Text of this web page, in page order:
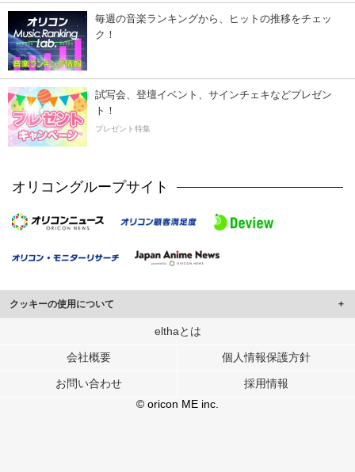
毎週の音楽ランキングから、ヒットの推移をチェッ
ク！
試写会、登壇イベント、サインチェキなどプレゼン
ト！
プレゼント特集
オリコングループサイト
クッキーの使用について
このサイトでは Cookie を使用して、ユーザーに合わせたコンテンツや広告の
行っています。
メディアや広告配信、データ解析の各パートナーに提供しています。
各パートナーは、この情報とユーザーが各パートナーに提供した他の情報や、
ユーザーが各パートナーのサービスを使用したときに収集した他の情報を組み
elthaとは
会社概要 個人情報保護方針
お問い合わせ
採用情報
© oricon ME inc.